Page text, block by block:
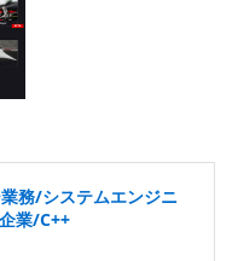
務/システムエンジニ
業/C++